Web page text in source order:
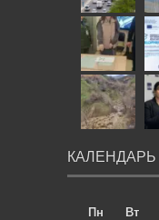
КАЛЕНДАРЬ
Пн
Вт